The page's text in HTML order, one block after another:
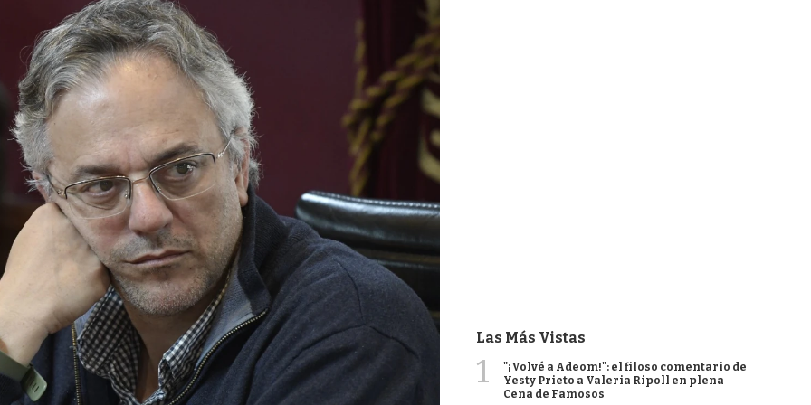
Las Más Vistas
1
"¡Volvé a Adeom!": el filoso comentario de
Yesty Prieto a Valeria Ripoll en plena
Cena de Famosos